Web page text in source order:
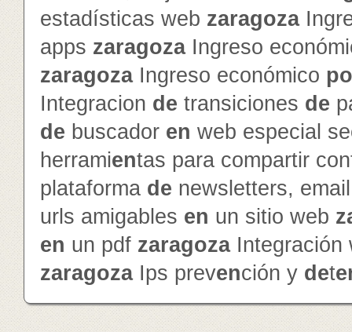
estadísticas web zaragoza
apps zaragozaIngreso
zaragozaIngreso económico
Integracion de transiciones de
de buscador en web especial
herramientas para compartir
plataforma de newsletters,
urls amigables en un sitio web
en un pdf zaragozaIntegración
zaragozaIps prevención y det